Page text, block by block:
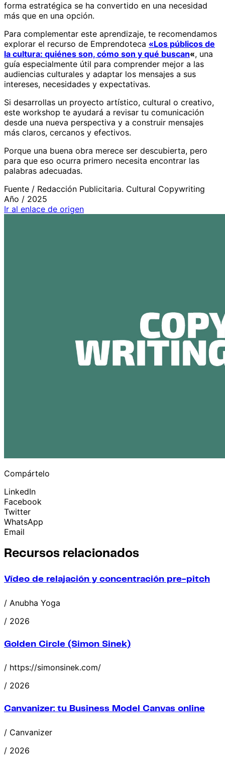
forma estratégica se ha convertido en una necesidad
más que en una opción.
Para complementar este aprendizaje, te recomendamos
explorar el recurso de Emprendoteca «Los públicos de
la cultura: quiénes son, cómo son y qué buscan«, una
guía especialmente útil para comprender mejor a las
audiencias culturales y adaptar los mensajes a sus
intereses, necesidades y expectativas.
Si desarrollas un proyecto artístico, cultural o creativo,
este workshop te ayudará a revisar tu comunicación
desde una nueva perspectiva y a construir mensajes
más claros, cercanos y efectivos.
Porque una buena obra merece ser descubierta, pero
para que eso ocurra primero necesita encontrar las
palabras adecuadas.
Fuente / Redacción Publicitaria. Cultural Copywriting
Año / 2025
Ir al enlace de origen
Compártelo
LinkedIn
Facebook
Twitter
WhatsApp
Email
Recursos relacionados
Vídeo de relajación y concentración pre-pitch
/ Anubha Yoga
/ 2026
Golden Circle (Simon Sinek)
/ https://simonsinek.com/
/ 2026
Canvanizer: tu Business Model Canvas online
/ Canvanizer
/ 2026